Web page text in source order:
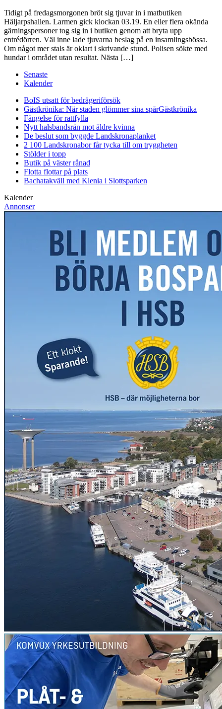
Tidigt på fredagsmorgonen bröt sig tjuvar in i matbutiken
Häljarpshallen. Larmen gick klockan 03.19. En eller flera okända
gärningspersoner tog sig in i butiken genom att bryta upp
entrédörren. Väl inne lade tjuvarna beslag på en insamlingsbössa.
Om något mer stals är oklart i skrivande stund. Polisen sökte med
hundar i området utan resultat. Nästa […]
Senaste
Kalender
BoIS utsatt för bedrägeriförsök
Gästkrönika: När staden glömmer sina spårGästkrönika
Fängelse för rattfylla
Nytt halsbandsrån mot äldre kvinna
De beslut som byggde Landskronaplanket
2 100 Landskronabor får tycka till om tryggheten
Stölder i topp
Butik på väster rånad
Flotta flottar på plats
Bachatakväll med Klenia i Slottsparken
Kalender
Annonser